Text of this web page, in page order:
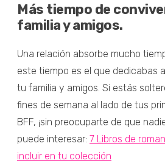
Más tiempo de
familia y amigos.
Una relación absorbe mucho
este tiempo es el que dedicabas
tu familia y amigos. Si estás
fines de semana al lado de tus
BFF, ¡sin preocuparte de que
puede interesar: 7 Libros de
incluir en tu colección